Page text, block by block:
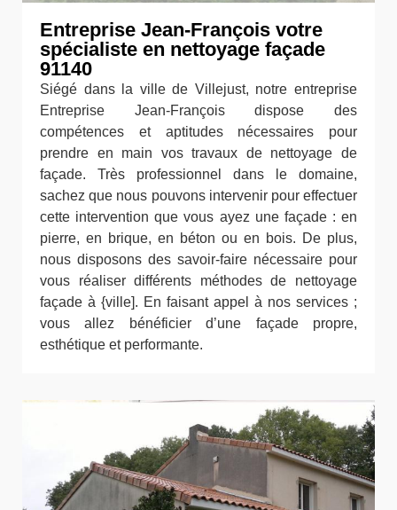
Entreprise Jean-François votre
spécialiste en nettoyage façade
91140
Siégé dans la ville de Villejust, notre entreprise
Entreprise Jean-François dispose des
compétences et aptitudes nécessaires pour
prendre en main vos travaux de nettoyage de
façade. Très professionnel dans le domaine,
sachez que nous pouvons intervenir pour effectuer
cette intervention que vous ayez une façade : en
pierre, en brique, en béton ou en bois. De plus,
nous disposons des savoir-faire nécessaire pour
vous réaliser différents méthodes de nettoyage
façade à {ville]. En faisant appel à nos services ;
vous allez bénéficier d’une façade propre,
esthétique et performante.